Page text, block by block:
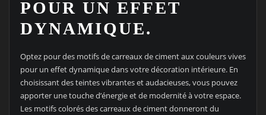
POUR UN EFFET
DYNAMIQUE.
Optez pour des motifs de carreaux de ciment aux couleurs vives
pour un effet dynamique dans votre décoration intérieure. En
choisissant des teintes vibrantes et audacieuses, vous pouvez
apporter une touche d’énergie et de modernité à votre espace.
Les motifs colorés des carreaux de ciment donneront du